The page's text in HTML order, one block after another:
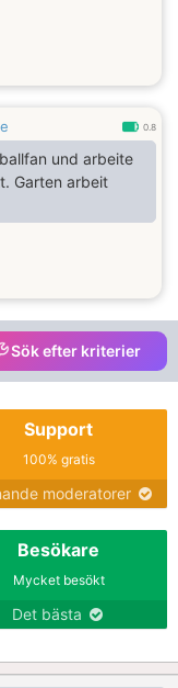
0.8
und arbeite
Garten arbeit
Sök efter kriterier
Support
100% gratis
moderatorer
Besökare
Mycket besökt
Det bästa